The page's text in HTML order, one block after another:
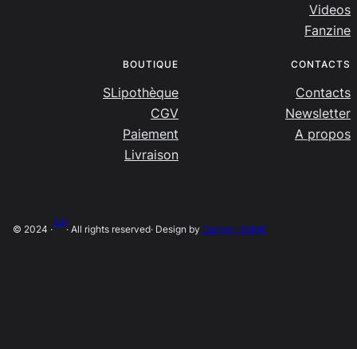
Videos
Fanzine
BOUTIQUE
SLipothèque
CGV
Paiement
Livraison
CONTACTS
Contacts
Newsletter
A propos
© 2024 ·
SLip
· All rights reserved· Design by Damien Salort